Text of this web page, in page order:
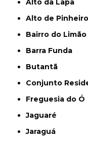
Alto da Lapa
Alto de
Bairro do Limão
Barra Funda
Butantã
Conjunto
Freguesia do Ó
Jaguaré
Jaraguá